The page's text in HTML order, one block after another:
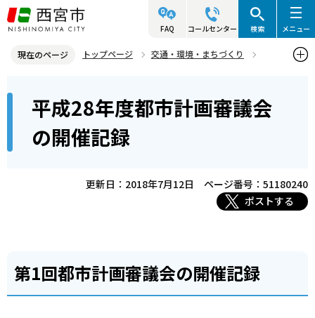
こ
の
ジ
頭
FAQ コールセンター 検索 メニュー
現在のページ トップページ
交通・環境・まちづくり
平成28年度都市計画審議会の開催記録
平成28年度都市計画審議会
の開催記録
更新日：2018年7月12日
ページ番号：51180240
ポストする
第1回都市計画審議会の開催記録